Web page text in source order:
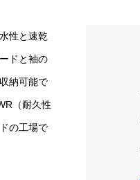
性と速乾
ドと袖の
納可能で
（耐久性
の工場で